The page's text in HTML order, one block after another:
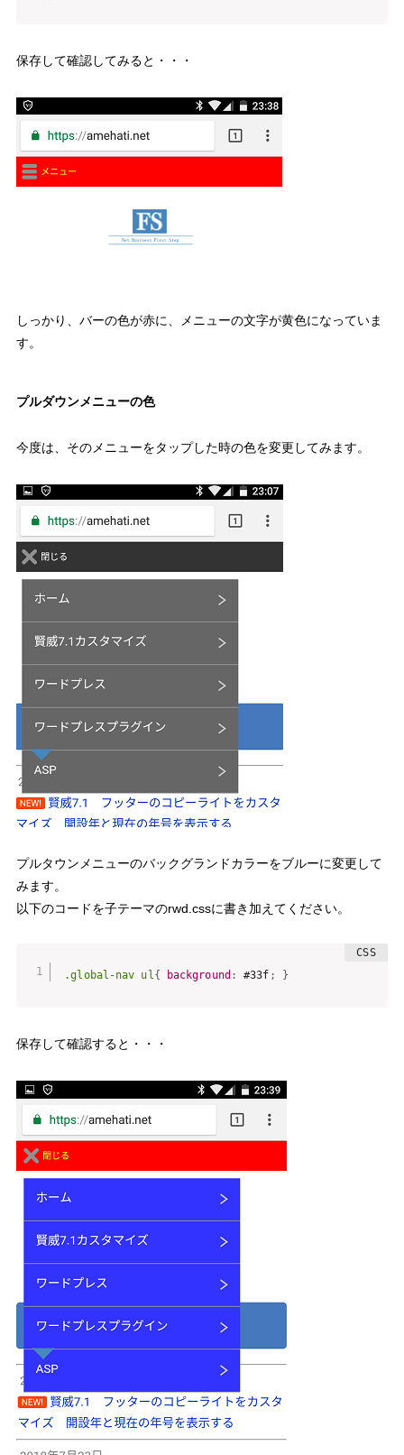
保存して確認してみると・・・
しっかり、バーの色が赤に、メニューの文字が黄色になっていま
す。
プルダウンメニューの色
今度は、そのメニューをタップした時の色を変更してみます。
プルタウンメニューのバックグランドカラーをブルーに変更して
みます。
以下のコードを子テーマのrwd.cssに書き加えてください。
.global-nav ul{ background : #33f ; }
保存して確認すると・・・